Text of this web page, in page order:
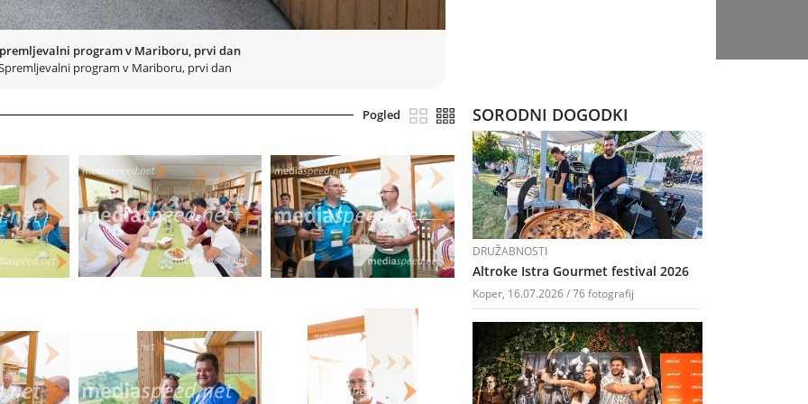
program v Mariboru, prvi dan
program v Mariboru, prvi dan
Pogled SORODNI DOGODKI
DRUŽABNOSTI
Altroke Istra Gourmet festival 2026
Koper, 16.07.2026 / 76 fotografij